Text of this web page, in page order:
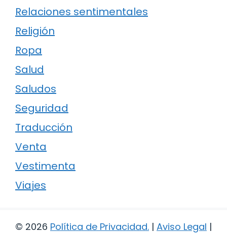
Relaciones sentimentales
Religión
Ropa
Salud
Saludos
Seguridad
Traducción
Venta
Vestimenta
Viajes
© 2026 Política de Privacidad. | Aviso Legal |